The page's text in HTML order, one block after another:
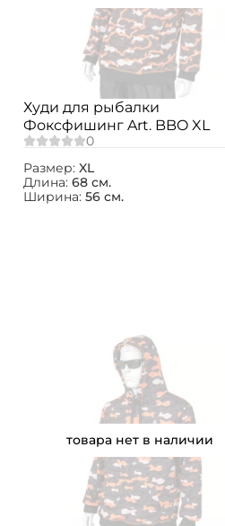
Худи для рыбалки
Фоксфишинг Art. BBO XL
Размер: XL
Длина: 68 см.
Ширина: 56 см.
товара нет в наличии